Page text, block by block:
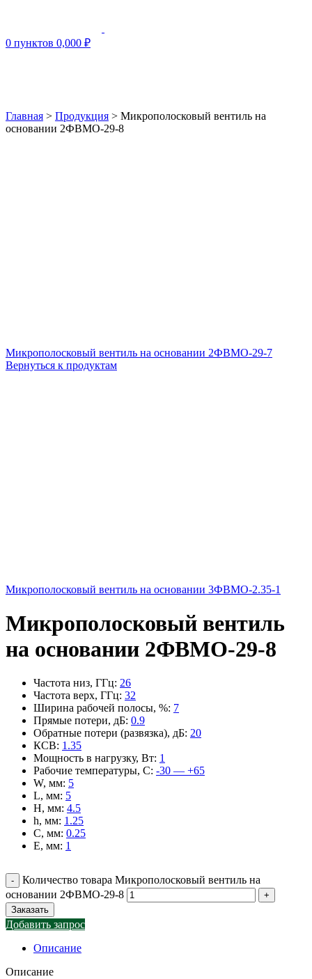
0 пунктов 0,000 ₽
Главная > Продукция > Микрополосковый вентиль на
основании 2ФВМO-29-8
Микрополосковый вентиль на основании 2ФВМO-29-7
Вернуться к продуктам
Микрополосковый вентиль на основании 3ФВМO-2.35-1
Микрополосковый вентиль
на основании 2ФВМO-29-8
Частота низ, ГГц: 26
Частота верх, ГГц: 32
Ширина рабочей полосы, %: 7
Прямые потери, дБ: 0.9
Обратные потери (развязка), дБ: 20
КСВ: 1.35
Мощность в нагрузку, Вт: 1
Рабочие температуры, С: -30 — +65
W, мм: 5
L, мм: 5
H, мм: 4.5
h, мм: 1.25
C, мм: 0.25
E, мм: 1
Количество товара Микрополосковый вентиль на
основании 2ФВМO-29-8
Заказать
Добавить запрос
Описание
Описание